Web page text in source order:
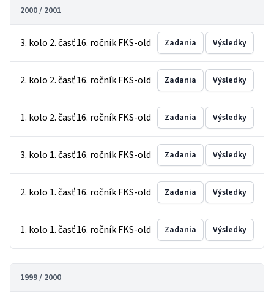
2000 / 2001
3. kolo 2. časť 16. ročník FKS-old Zadania Výsledky
2. kolo 2. časť 16. ročník FKS-old Zadania Výsledky
1. kolo 2. časť 16. ročník FKS-old Zadania Výsledky
3. kolo 1. časť 16. ročník FKS-old Zadania Výsledky
2. kolo 1. časť 16. ročník FKS-old Zadania Výsledky
1. kolo 1. časť 16. ročník FKS-old Zadania Výsledky
1999 / 2000